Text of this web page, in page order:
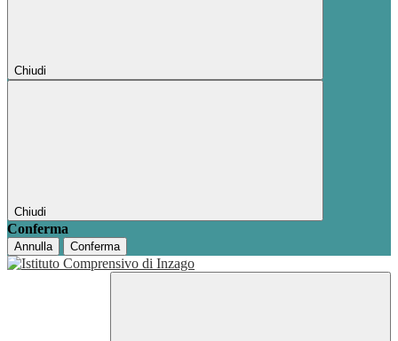
Chiudi
Chiudi
Conferma
Annulla Conferma